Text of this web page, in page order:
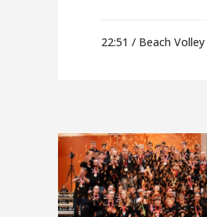
22:51 / Beach Volley